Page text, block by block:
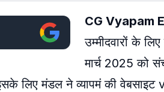
CG Vyapam
उम्मीदवारों के
मार्च 2025 को
इसके लिए मंडल ने व्यापमं की